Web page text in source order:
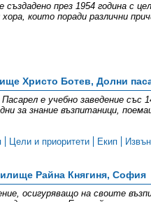
през 1954 година с
които поради различни
Христо Ботев, Долни
е учебно заведение със
за знание възпитаници,
Цели и приоритети Екип
Райна Княгиня, София
осигуряващо на своите